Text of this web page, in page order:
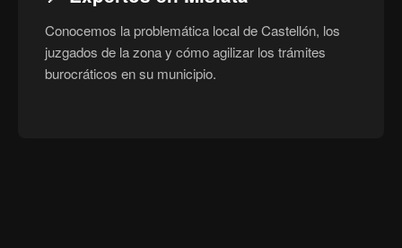
Conocemos la problemática local de Castellón, los
juzgados de la zona y cómo agilizar los trámites
burocráticos en su municipio.